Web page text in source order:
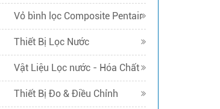
Vỏ bình lọc Composite Pentair
Thiết Bị Lọc Nước
Vật Liệu Lọc nước - Hóa Chất
Thiết Bị Đo & Điều Chỉnh